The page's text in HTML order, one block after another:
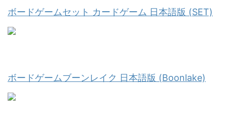
ボードゲームセット カードゲーム 日本語版 (SET)
ボードゲームブーンレイク 日本語版 (Boonlake)